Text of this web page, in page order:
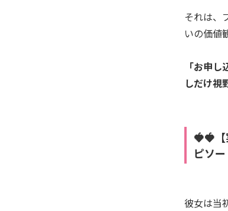
それは、
いの価値
「お申
しだけ視
🍓🍓
ピソー
彼女は当